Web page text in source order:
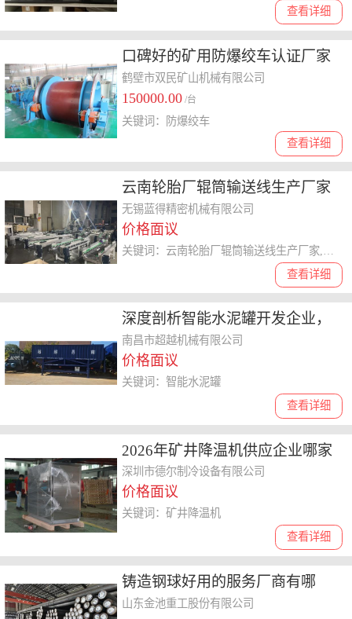
查看详细
口碑好的矿用防爆绞车认证厂家
聊聊，这些企业选哪家
鹤壁市双民矿山机械有限公司
150000.00 /台
查看详细
关键词：防爆绞车
云南轮胎厂辊筒输送线生产厂家
无锡市蓝得精密机械供应
无锡蓝得精密机械有限公司
价格面议
查看详细
深度剖析智能水泥罐开发企业，
哪家性价比高为你揭晓答案
南昌市超越机械有限公司
价格面议
查看详细
关键词：智能水泥罐
2026年矿井降温机供应企业哪家
靠谱，矿用降温机按需定制优势
解读
深圳市德尔制冷设备有限公司
价格面议
查看详细
关键词：矿井降温机
铸造钢球好用的服务厂商有哪
些，个性化定制与正规供应揭秘
山东金池重工股份有限公司